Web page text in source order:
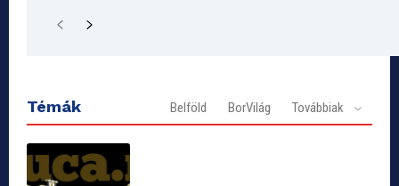
Témák Belföld BorVilág Továbbiak